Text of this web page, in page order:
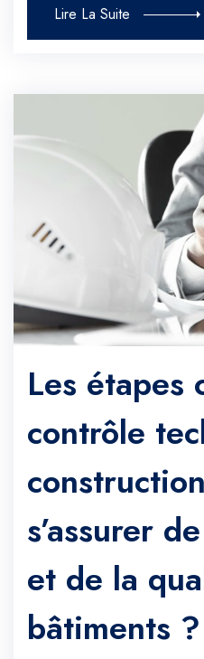
Lire La Suite
Les étapes
contrôle
s’assurer
et de la
bâtiments ?